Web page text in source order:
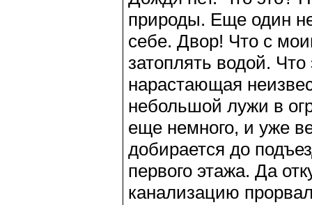
природы. Еще один
себе. Двор! Что с
затоплять водой.
нарастающая
небольшой лужи в
еще немного, и уже
добирается до
первого этажа. Да
канализацию